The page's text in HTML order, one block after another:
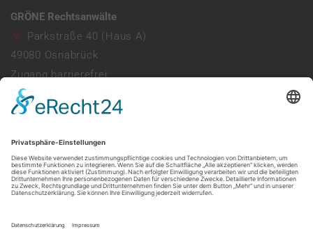
GRÖNE Rechtsanwälte
Parkstraße 40 (Haus A)
49080 Osnabrück
Zugang barrierefrei
Parkhaus vorhanden
Mo - Do: 08:00 - 13:00 & 14:00 - 17:30
Freitag: 08:00 - 13:30